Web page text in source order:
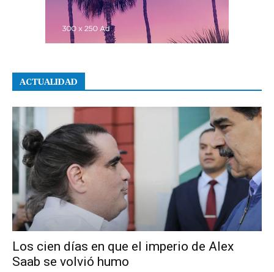
ACTUALIDAD
Los cien días en que el imperio de Alex
Saab se volvió humo